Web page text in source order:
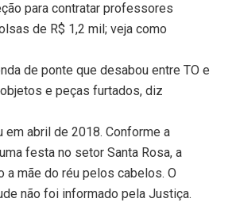
para contratar professores
de R$ 1,2 mil; veja como
de ponte que desabou entre TO e
e peças furtados, diz
em abril de 2018. Conforme a
festa no setor Santa Rosa, a
a mãe do réu pelos cabelos. O
não foi informado pela Justiça.